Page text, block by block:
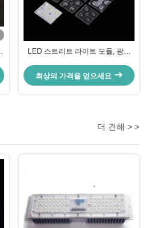
LED 스트리트 라이트 모듈, 광학
II 도로 조명
최상의 가격을 얻으세요
더 견해 > >